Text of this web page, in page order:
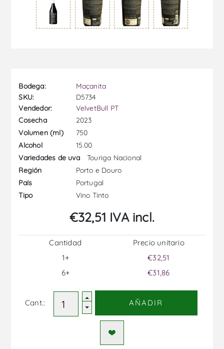
Bodega:
Maçanita
SKU:
D5734
Vendedor:
VelvetBull PT
Cosecha
2023
Volumen (ml)
750
Alcohol
15.00
Variedades de uva
Touriga Nacional
Región
Porto e Douro
País
Portugal
Tipo
Vino Tinto
€32,51 IVA incl.
Cantidad
1+
6+
Precio unitario
€32,51
€31,86
Cant.: AÑADIR